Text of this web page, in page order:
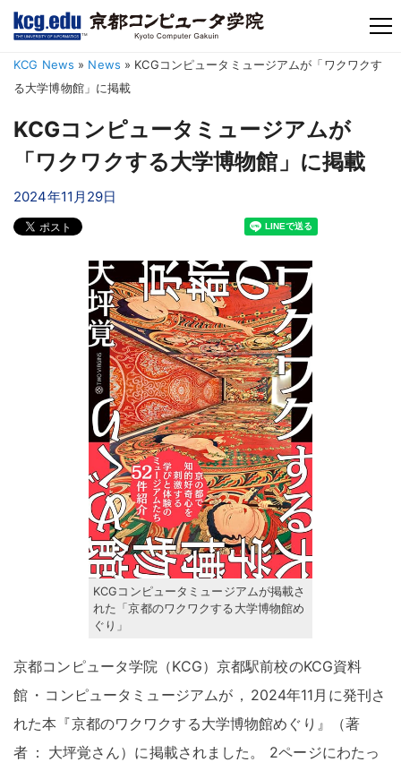
TM
KCG News » News » KCGコンピュータミュージアムが「ワクワクす
る大学博物館」に掲載
KCGコンピュータミュージアムが
「ワクワクする大学博物館」に掲載
2024年11月29日
KCGコンピュータミュージアムが掲載さ
れた「京都のワクワクする大学博物館め
ぐり」
京都コンピュータ学院（KCG）京都駅前校のKCG資料
館 ・ コンピュータミュージアムが ， 2024年11月に発刊さ
れた本『京都のワクワクする大学博物館めぐり』（著
者 ： 大坪覚さん）に掲載されました。
2ページにわたっ